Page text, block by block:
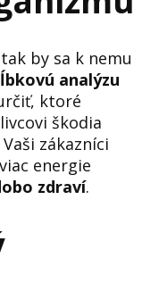
by sa k nemu
analýzu
ktoré
škodia
zákazníci
energie
zdraví.